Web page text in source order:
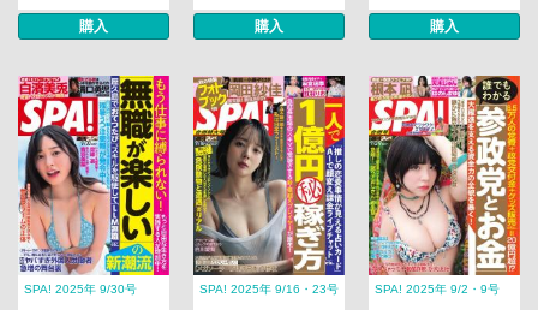
購入 購入 購入
SPA! 2025年 9/30号 SPA! 2025年 9/16・23号 SPA! 2025年 9/2・9号